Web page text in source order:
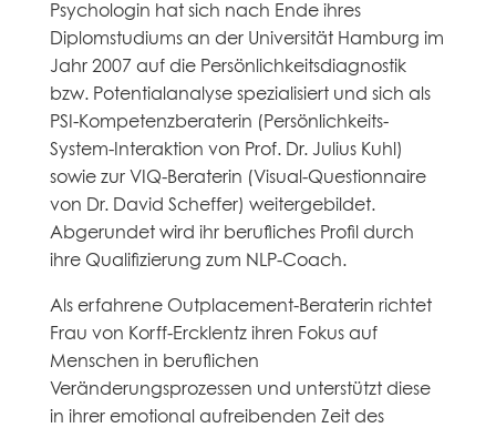
Psychologin hat sich nach Ende ihres
Diplomstudiums an der Universität Hamburg im
Jahr 2007 auf die Persönlichkeitsdiagnostik
bzw. Potentialanalyse spezialisiert und sich als
PSI-Kompetenzberaterin (Persönlichkeits-
System-Interaktion von Prof. Dr. Julius Kuhl)
sowie zur VIQ-Beraterin (Visual-Questionnaire
von Dr. David Scheffer) weitergebildet.
Abgerundet wird ihr berufliches Profil durch
ihre Qualifizierung zum NLP-Coach.
Als erfahrene Outplacement-Beraterin richtet
Frau von Korff-Ercklentz ihren Fokus auf
Menschen in beruflichen
Veränderungsprozessen und unterstützt diese
in ihrer emotional aufreibenden Zeit des